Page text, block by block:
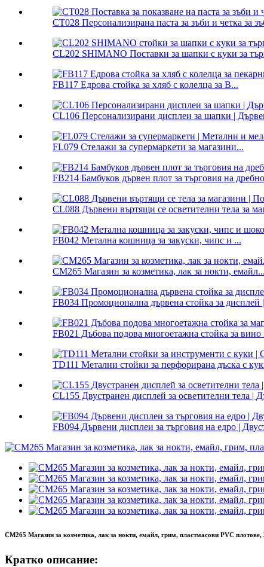
CT028 Персонализирана паста за зъби и четка за
CL202 SHIMANO Поставки за шапки с куки за
FB117 Едрова стойка за хляб с колелца за B...
CL106 Персонализирани дисплеи за шапки |
FL079 Стелажи за супермаркети за магазини...
FB214 Бамбуков дървен плот за търговия на
CL088 Дървени въртящи се осветителни тела за
FB042 Метална кошница за закуски, чипс и ...
CM265 Магазин за козметика, лак за нокти, емайл...
FB034 Промоционална дървена стойка за дисплей
FB021 Дъбова подова многоетажна стойка за вино
TD111 Метални стойки за перфорирана дъска с
CL155 Двустранен дисплей за осветителни тела |
FB094 Дървени дисплеи за търговия на едро |
CM265 Магазин за козметика, лак за нокти, емайл, грим, пластмасови PVC плотове,
Кратко описание: